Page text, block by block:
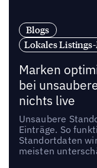
Blogs
Lokales
Marken
bei
nichts live
Unsaubere
Einträge. So
Standortdaten
meisten